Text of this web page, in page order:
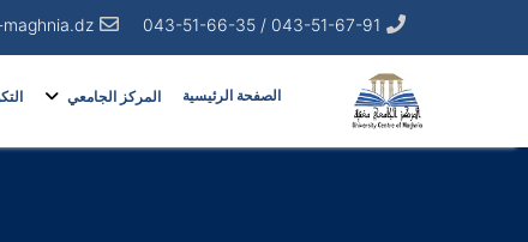
043-51-67-91 / 043-51-66-35
الصفحة الرئيسية المركز الجامعي